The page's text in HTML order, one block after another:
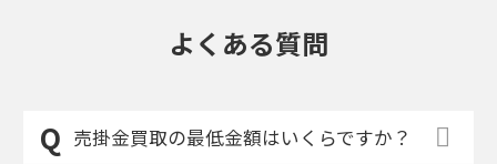
よくある質問
売掛金買取の最低金額はいくらですか？